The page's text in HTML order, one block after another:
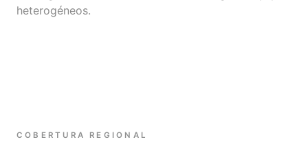
heterogéneos.
COBERTURA REGIONAL